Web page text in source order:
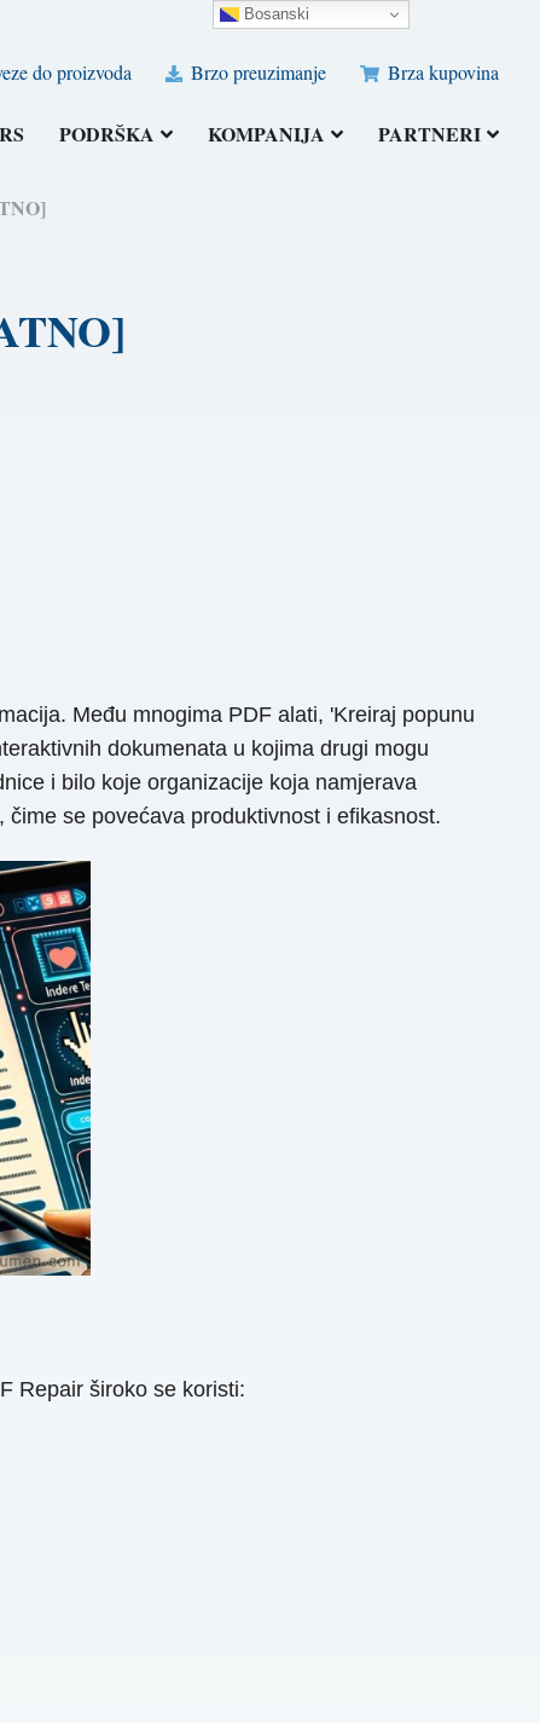
do proizvoda Brzo preuzimanje Brza kupovina
PODRŠKA KOMPANIJA PARTNERI
Među mnogima PDF alati, 'Kreiraj popunu
dokumenata u kojima drugi mogu
i bilo koje organizacije koja namjerava
se povećava produktivnost i efikasnost.
Repair široko se koristi:
Bosanski